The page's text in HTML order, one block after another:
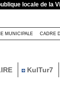
locale de la
MUNICIPALE CADRE
KulTur7